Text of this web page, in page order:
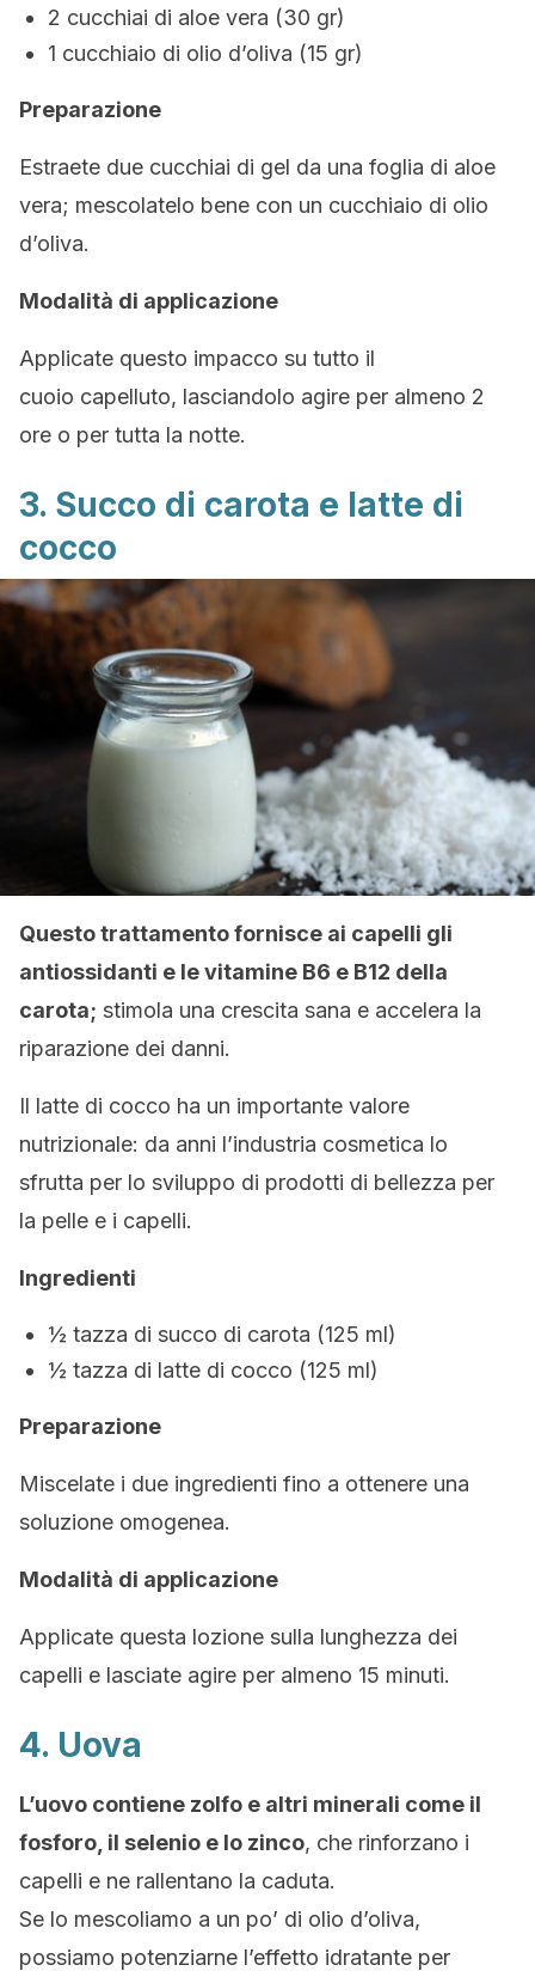
2 cucchiai di aloe vera (30 gr)
1 cucchiaio di olio d’oliva (15 gr)
Preparazione
Estraete due cucchiai di gel da una foglia di aloe
vera; mescolatelo bene con un cucchiaio di olio
d’oliva.
Modalità di applicazione
Applicate questo impacco su tutto il
cuoio capelluto, lasciandolo agire per almeno 2
ore o per tutta la notte.
3. Succo di carota e latte di
cocco
Questo trattamento fornisce ai capelli gli
antiossidanti e le vitamine B6 e B12 della
carota; stimola una crescita sana e accelera la
riparazione dei danni.
Il latte di cocco ha un importante valore
nutrizionale: da anni l’industria cosmetica lo
sfrutta per lo sviluppo di prodotti di bellezza per
la pelle e i capelli.
Ingredienti
½ tazza di succo di carota (125 ml)
½ tazza di latte di cocco (125 ml)
Preparazione
Miscelate i due ingredienti fino a ottenere una
soluzione omogenea.
Modalità di applicazione
Applicate questa lozione sulla lunghezza dei
capelli e lasciate agire per almeno 15 minuti.
4. Uova
L’uovo contiene zolfo e altri minerali come il
fosforo, il selenio e lo zinco, che rinforzano i
capelli e ne rallentano la caduta.
Se lo mescoliamo a un po’ di olio d’oliva,
possiamo potenziarne l’effetto idratante per